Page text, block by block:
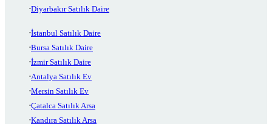
Diyarbakır Satılık Daire
İstanbul Satılık Daire
Bursa Satılık Daire
İzmir Satılık Daire
Antalya Satılık Ev
Mersin Satılık Ev
Çatalca Satılık Arsa
Kandıra Satılık Arsa